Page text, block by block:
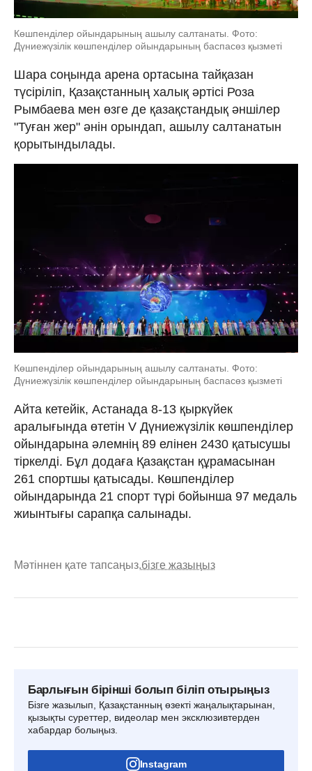
Көшпенділер ойындарының ашылу салтанаты. Фото:
Дүниежүзілік көшпенділер ойындарының баспасөз қызметі
Шара соңында арена ортасына тайқазан
түсіріліп, Қазақстанның халық әртісі Роза
Рымбаева мен өзге де қазақстандық әншілер
"Туған жер" әнін орындап, ашылу салтанатын
қорытындылады.
Көшпенділер ойындарының ашылу салтанаты. Фото:
Дүниежүзілік көшпенділер ойындарының баспасөз қызметі
Айта кетейік, Астанада 8-13 қыркүйек
аралығында өтетін V Дүниежүзілік көшпенділер
ойындарына әлемнің 89 елінен 2430 қатысушы
тіркелді. Бұл додаға Қазақстан құрамасынан
261 спортшы қатысады. Көшпенділер
ойындарында 21 спорт түрі бойынша 97 медаль
жиынтығы сарапқа салынады.
Мәтіннен қате тапсаңыз,бізге жазыңыз
Барлығын бірінші болып біліп отырыңыз
Бізге жазылып, Қазақстанның өзекті жаңалықтарынан,
қызықты суреттер, видеолар мен эксклюзивтерден
хабардар болыңыз.
Instagram